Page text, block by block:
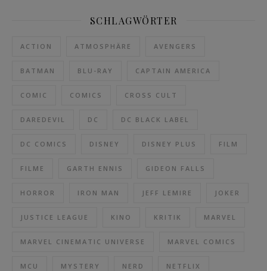
SCHLAGWÖRTER
ACTION ATMOSPHÄRE AVENGERS
BATMAN BLU-RAY CAPTAIN AMERICA
COMIC COMICS CROSS CULT
DAREDEVIL DC DC BLACK LABEL
DC COMICS DISNEY DISNEY PLUS FILM
FILME GARTH ENNIS GIDEON FALLS
HORROR IRON MAN JEFF LEMIRE JOKER
JUSTICE LEAGUE KINO KRITIK MARVEL
MARVEL CINEMATIC UNIVERSE MARVEL COMICS
MCU MYSTERY NERD NETFLIX